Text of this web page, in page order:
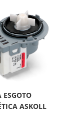
ESGOTO
ASKOLL